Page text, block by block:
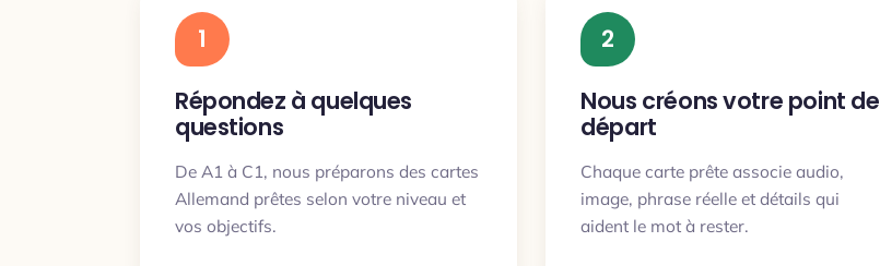
1
Répondez à quelques
questions
De A1 à C1, nous préparons des cartes
Allemand prêtes selon votre niveau et
vos objectifs.
2
Nous créons votre point de
départ
Chaque carte prête associe audio,
image, phrase réelle et détails qui
aident le mot à rester.